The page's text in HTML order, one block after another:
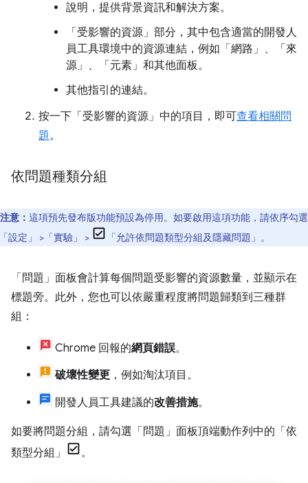
說明，提供背景資訊和解決方案。
「受影響的資源」 部分，其中包含適當的開發人
員工具環境中的資源連結，例如「網路」 、「來
源」 、「元素」 和其他面板。
其他指引的連結。
按一下「受影響的資源」 中的項目，即可查看相關問
題。
依問題種類分組
注意： 這項預先發布版功能預設為停用。如要啟用這項功能，請依序勾選
設定」
>「實驗」 > 「允許依問題類型分組及隱藏問題」 。
「問題」 面板會計算每個問題受影響的資源數量，並顯示在
標題旁。此外，您也可以依嚴重程度將問題歸類到三種群
組：
Chrome 回報的網頁錯誤。
破壞性變更 ，例如淘汰項目。
開發人員工具建議的改善措施。
如要將問題分組，請勾選「問題」面板頂端動作列中的「依
類型分組」
。